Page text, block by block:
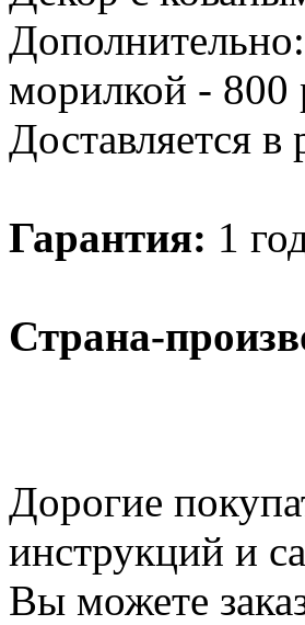
морилкой - 800
Доставляется в
Гарантия: 1
Страна-
Дорогие
инструкций и
Вы можете